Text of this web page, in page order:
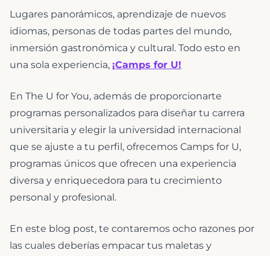
Lugares panorámicos, aprendizaje de nuevos
idiomas, personas de todas partes del mundo,
inmersión gastronómica y cultural. Todo esto en
una sola experiencia, ¡Camps for U!
En The U for You, además de proporcionarte
programas personalizados para diseñar tu carrera
universitaria y elegir la universidad internacional
que se ajuste a tu perfil, ofrecemos Camps for U,
programas únicos que ofrecen una experiencia
diversa y enriquecedora para tu crecimiento
personal y profesional.
En este blog post, te contaremos ocho razones por
las cuales deberías empacar tus maletas y